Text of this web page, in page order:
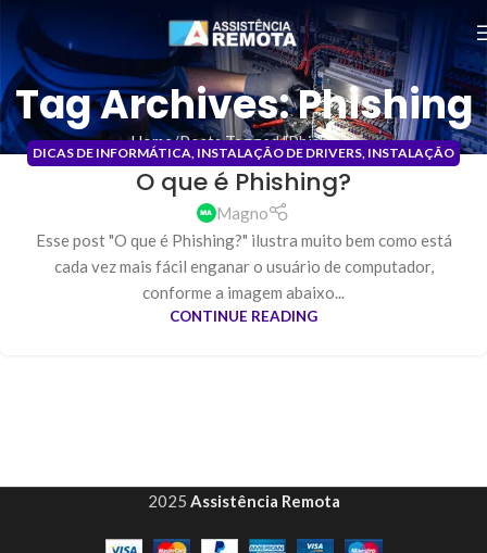
Tag Archives: Phishing
Home Posts Tagged "Phishing"
DICAS DE INFORMÁTICA, INSTALAÇÃO DE DRIVERS, INSTALAÇÃO
DE PROGRAMAS ,MANUTENÇÃO DE COMPUTADORES
O que é Phishing?
Magno
Esse post "O que é Phishing?" ilustra muito bem como está
cada vez mais fácil enganar o usuário de computador,
conforme a imagem abaixo...
CONTINUE READING
2025 Assistência Remota